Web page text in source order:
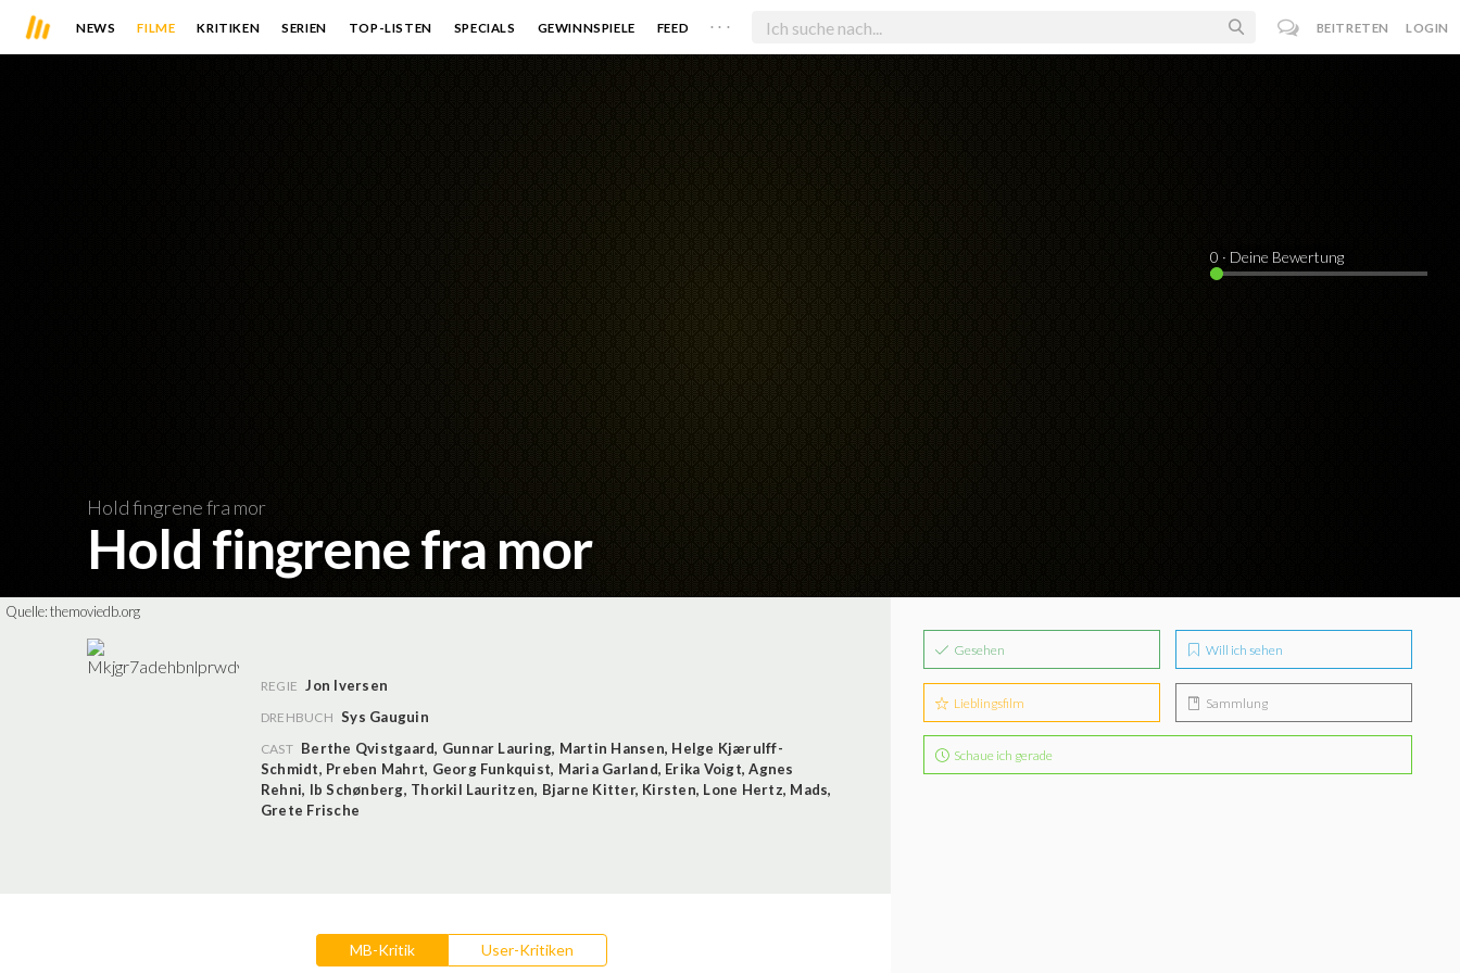
NEWS FILME KRITIKEN SERIEN TOP-LISTEN SPECIALS GEWINNSPIELE FEED . . . BEITRETEN LOGIN
Hold fingrene fra mor
Hold fingrene fra mor
0 · Deine Bewertung
Quelle:themoviedb.org
REGIE Jon Iversen
DREHBUCH Sys Gauguin
CAST Berthe Qvistgaard, Gunnar Lauring, Martin Hansen, Helge Kjærulff-
Schmidt, Preben Mahrt, Georg Funkquist, Maria Garland, Erika Voigt,Agnes
Rehni, Ib Schønberg, Thorkil Lauritzen, Bjarne Kitter, Kirsten, Lone Hertz, Mads,
Grete Frische
MB-Kritik User-Kritiken
Gesehen Will ich sehen
Lieblingsfilm Sammlung
Schaue ich gerade